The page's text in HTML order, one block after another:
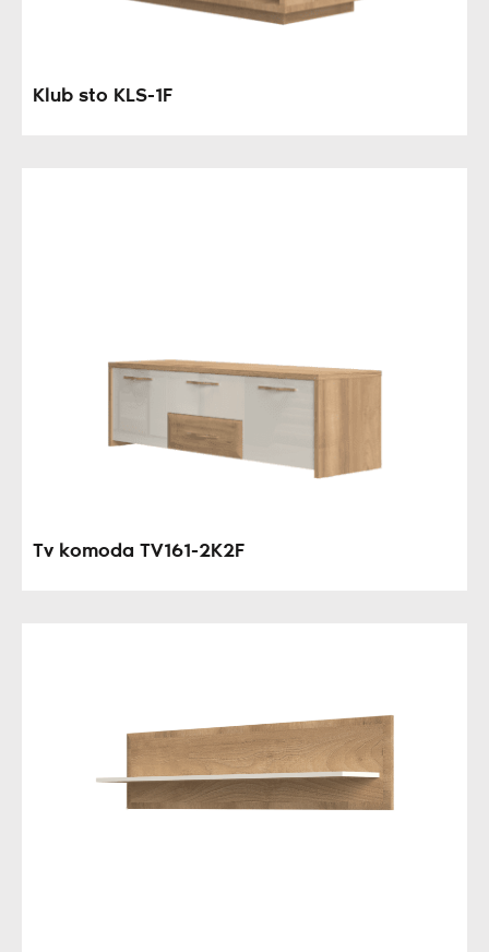
Klub sto KLS-1F
Tv komoda TV161-2K2F